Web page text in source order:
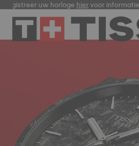
uw horlogehiervoor informatie